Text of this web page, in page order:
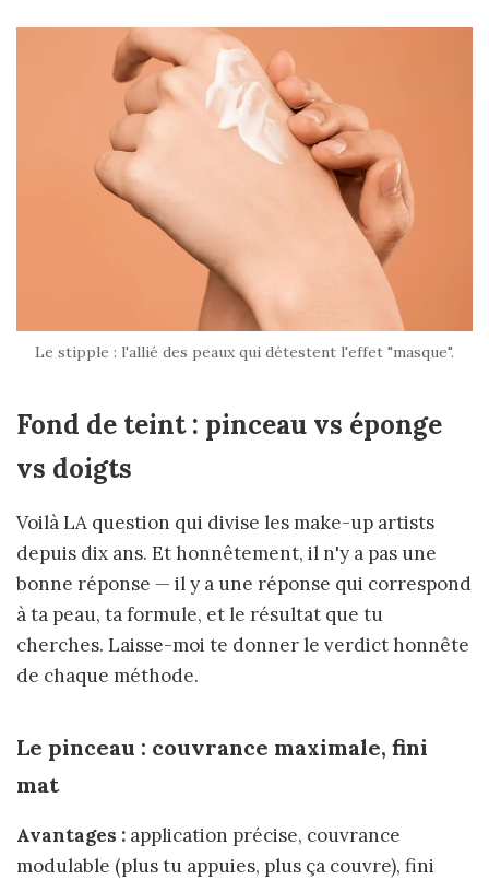
Le stipple : l'allié des peaux qui détestent l'effet "masque".
Fond de teint : pinceau vs éponge
vs doigts
Voilà LA question qui divise les make-up artists
depuis dix ans. Et honnêtement, il n'y a pas une
bonne réponse — il y a une réponse qui correspond
à ta peau, ta formule, et le résultat que tu
cherches. Laisse-moi te donner le verdict honnête
de chaque méthode.
Le pinceau : couvrance maximale, fini
mat
Avantages : application précise, couvrance
modulable (plus tu appuies, plus ça couvre), fini